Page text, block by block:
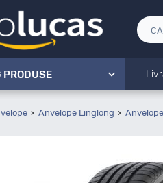
PRODUSE
Anvelope Linglong